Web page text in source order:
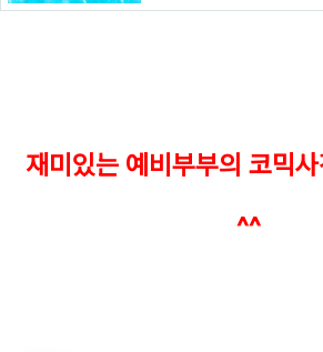
재미있는 예비부부의 코믹
^^